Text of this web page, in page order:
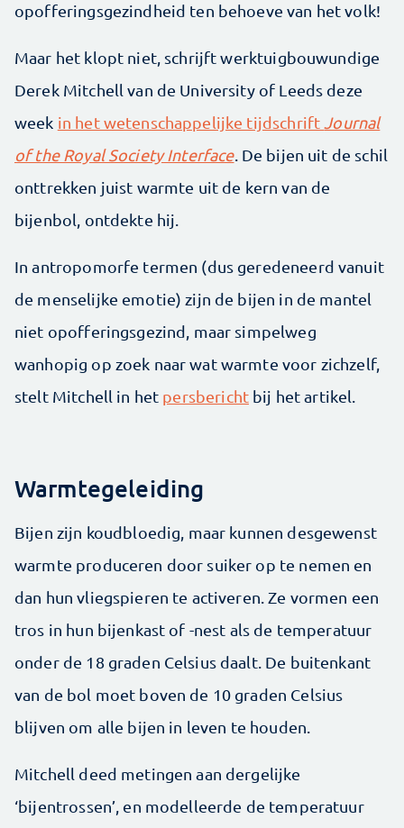
opofferingsgezindheid ten behoeve van het volk!
Maar het klopt niet, schrijft werktuigbouwundige
Derek Mitchell van de University of Leeds deze
week in het wetenschappelijke tijdschriftJournal
of the Royal Society Interface. De bijen uit de schil
onttrekken juist warmte uit de kern van de
bijenbol, ontdekte hij.
In antropomorfe termen (dus geredeneerd vanuit
de menselijke emotie) zijn de bijen in de mantel
niet opofferingsgezind, maar simpelweg
wanhopig op zoek naar wat warmte voor zichzelf,
stelt Mitchell in het persberichtbij het artikel.
Warmtegeleiding
Bijen zijn koudbloedig, maar kunnen desgewenst
warmte produceren door suiker op te nemen en
dan hun vliegspieren te activeren. Ze vormen een
tros in hun bijenkast of -nest als de temperatuur
onder de 18 graden Celsius daalt. De buitenkant
van de bol moet boven de 10 graden Celsius
blijven om alle bijen in leven te houden.
Mitchell deed metingen aan dergelijke
‘bijentrossen’, en modelleerde de temperatuur